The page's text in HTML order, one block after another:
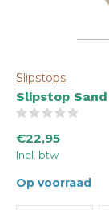
Slipstops
Slipstop Sand
€22,95
Incl. btw
Op voorraad